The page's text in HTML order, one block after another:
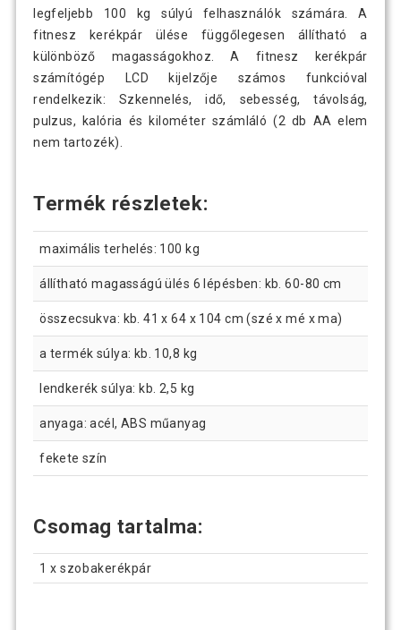
legfeljebb 100 kg súlyú felhasználók számára. A
fitnesz kerékpár ülése függőlegesen állítható a
különböző magasságokhoz. A fitnesz kerékpár
számítógép LCD kijelzője számos funkcióval
rendelkezik: Szkennelés, idő, sebesség, távolság,
pulzus, kalória és kilométer számláló (2 db AA elem
nem tartozék).
Termék részletek:
maximális terhelés: 100 kg
állítható magasságú ülés 6 lépésben: kb. 60-80 cm
összecsukva: kb. 41 x 64 x 104 cm (szé x mé x ma)
a termék súlya: kb. 10,8 kg
lendkerék súlya: kb. 2,5 kg
anyaga: acél, ABS műanyag
fekete szín
Csomag tartalma:
1 x szobakerékpár